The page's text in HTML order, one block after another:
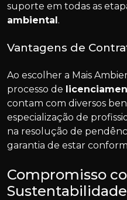
suporte em todas as
ambiental.
Vantagens de
Ao escolher a Mais
processo de
contam com diversos
especialização de
na resolução de
garantia de estar
Compromisso
Sustentabilidade